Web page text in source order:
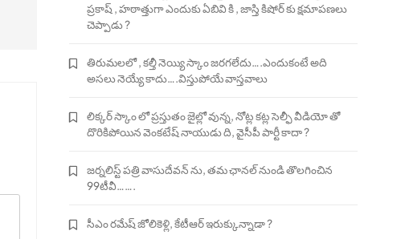
ప్రకాష్ , హఠాత్తుగా ఎందుకు ఏబివి కి , జాస్తి కిషోర్ కు క్షమాపణలు
చెప్పాడు ?
తిరుమలలో , కల్తీ నెయ్యి స్కాం జరగలేదు….ఎందుకంటే అది
అసలు నెయ్యే కాదు….విస్తుపోయే వాస్తవాలు
లిక్కర్ స్కాం లో ప్రస్తుతం జైల్లో వున్న, నోట్ల కట్ల సెల్ఫీ వీడియో తో
దొరికిపోయిన వెంకటేష్ నాయుడు ది, వైసీపీ పార్టీ కాదా ?
జర్నలిస్ట్ పత్రి వాసుదేవన్ ను, తమ ఛానల్ నుండి తొలగించిన
99టీవీ…….
సీఎం రమేష్ జోలికెళ్లి, కేటీఆర్ ఇరుక్కున్నాడా ?